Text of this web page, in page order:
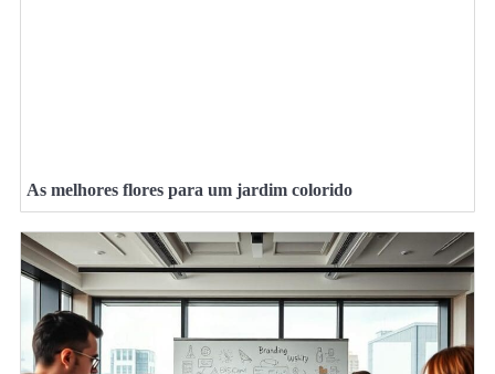
As melhores flores para um jardim colorido